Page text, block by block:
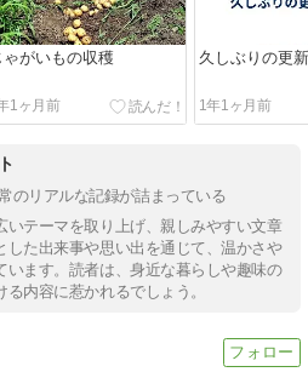
ゃがいもの収穫
1ヶ月前
久しぶりの更
1年1ヶ月前
のリアルな記録が詰まっている
いテーマを取り上げ、親しみやすい文章
した出来事や思い出を通じて、温かさや
います。読者は、身近な暮らしや趣味の
内容に惹かれるでしょう。